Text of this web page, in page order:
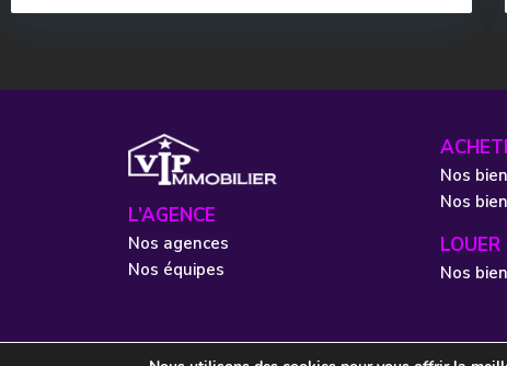
L’AGENCE
Nos agences
Nos équipes
Nos
Nos
LOUER
Nos